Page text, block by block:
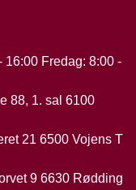
16:00 Fredag: 8:00 -
88, 1. sal 6100
21 6500 Vojens T
9 6630 Rødding